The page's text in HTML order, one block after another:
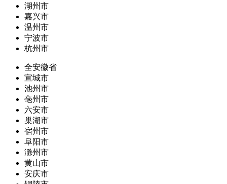
湖州市
嘉兴市
温州市
宁波市
杭州市
全安徽省
宣城市
池州市
亳州市
六安市
巢湖市
宿州市
阜阳市
滁州市
黄山市
安庆市